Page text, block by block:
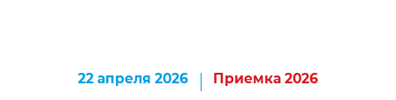
22 апреля 2026 Приемка 2026